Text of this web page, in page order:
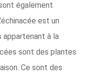
également
est un
appartenant à la
sont des plantes
Ce sont des